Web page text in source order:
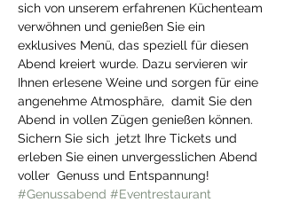
sich von unserem erfahrenen Küchenteam
verwöhnen und genießen Sie ein
exklusives Menü, das speziell für diesen
Abend kreiert wurde. Dazu servieren wir
Ihnen erlesene Weine und sorgen für eine
angenehme Atmosphäre,  damit Sie den
Abend in vollen Zügen genießen können.
Sichern Sie sich  jetzt Ihre Tickets und
erleben Sie einen unvergesslichen Abend
voller  Genuss und Entspannung!
#Genussabend #Eventrestaurant